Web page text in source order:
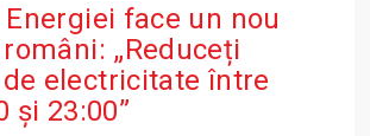
face un nou
„Reduceți
electricitate între
și 23:00”